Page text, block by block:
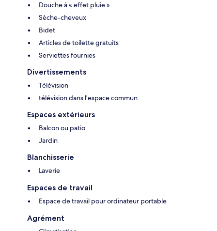
Douche à « effet pluie »
Sèche-cheveux
Bidet
Articles de toilette gratuits
Serviettes fournies
Divertissements
Télévision
télévision dans l'espace commun
Espaces extérieurs
Balcon ou patio
Jardin
Blanchisserie
Laverie
Espaces de travail
Espace de travail pour ordinateur portable
Agrément